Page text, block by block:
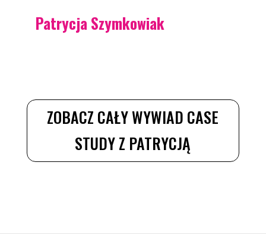
Patrycja Szymkowiak
ZOBACZ CAŁY WYWIAD CASE
STUDY Z PATRYCJĄ